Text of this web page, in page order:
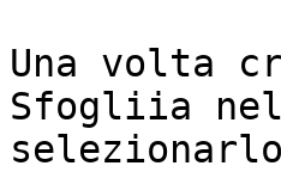
Una volta
Sfogliia